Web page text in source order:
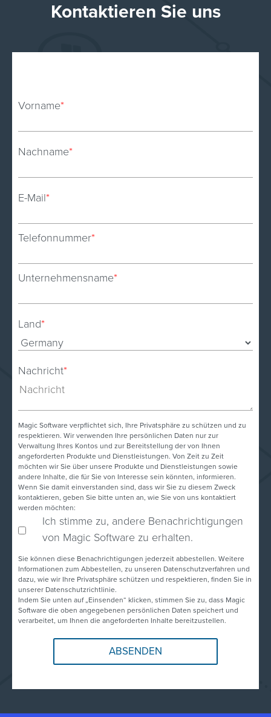
Kontaktieren Sie uns
Vorname*
Nachname*
E-Mail*
Telefonnummer*
Unternehmensname*
Land*
Nachricht*
Magic Software verpflichtet sich, Ihre Privatsphäre zu schützen und zu
respektieren. Wir verwenden Ihre persönlichen Daten nur zur
Verwaltung Ihres Kontos und zur Bereitstellung der von Ihnen
angeforderten Produkte und Dienstleistungen. Von Zeit zu Zeit
möchten wir Sie über unsere Produkte und Dienstleistungen sowie
andere Inhalte, die für Sie von Interesse sein könnten, informieren.
Wenn Sie damit einverstanden sind, dass wir Sie zu diesem Zweck
kontaktieren, geben Sie bitte unten an, wie Sie von uns kontaktiert
werden möchten:
Ich stimme zu, andere Benachrichtigungen
von Magic Software zu erhalten.
Sie können diese Benachrichtigungen jederzeit abbestellen. Weitere
Informationen zum Abbestellen, zu unseren Datenschutzverfahren und
dazu, wie wir Ihre Privatsphäre schützen und respektieren, finden Sie in
unserer Datenschutzrichtlinie.
Indem Sie unten auf „Einsenden“ klicken, stimmen Sie zu, dass Magic
Software die oben angegebenen persönlichen Daten speichert und
verarbeitet, um Ihnen die angeforderten Inhalte bereitzustellen.